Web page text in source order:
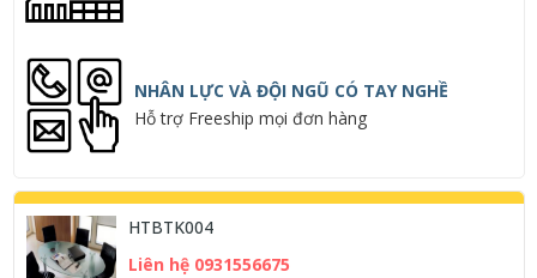
NHÂN LỰC VÀ ĐỘI NGŨ CÓ TAY NGHỀ
Hỗ trợ Freeship mọi đơn hàng
HTBTK004
Liên hệ 0931556675